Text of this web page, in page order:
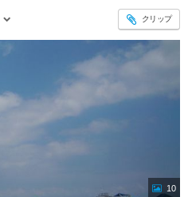
クリップ
10